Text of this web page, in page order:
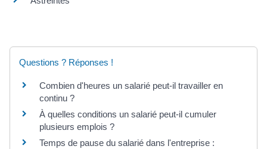
Questions ? Réponses !
Combien d'heures un salarié peut-il travailler en
continu ?
À quelles conditions un salarié peut-il cumuler
plusieurs emplois ?
Temps de pause du salarié dans l'entreprise :